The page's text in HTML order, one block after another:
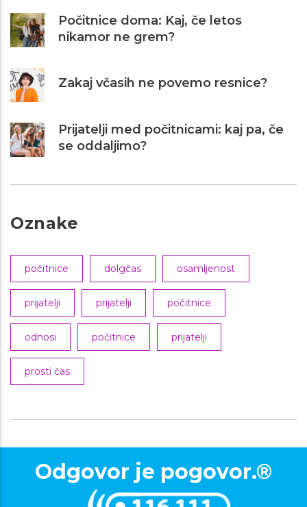
Počitnice doma: Kaj, če letos
nikamor ne grem?
Zakaj včasih ne povemo resnice?
Prijatelji med počitnicami: kaj pa, če
se oddaljimo?
Oznake
počitnice dolgčas osamljenost
prijatelji prijatelji počitnice
odnosi počitnice prijatelji
prosti čas
Odgovor je pogovor.®